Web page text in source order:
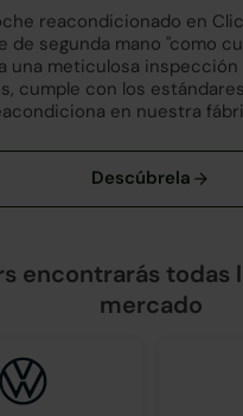
reacondicionado en
de segunda mano "como
una meticulosa
cumple con los
en nuestra
encontrarás todas
mercado